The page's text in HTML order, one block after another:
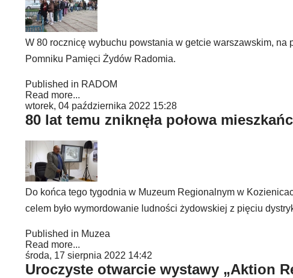
W 80 rocznicę wybuchu powstania w getcie warszawskim,
Pomniku Pamięci Żydów Radomia.
Published in RADOM
Read more...
wtorek, 04 października 2022 15:28
80 lat temu zniknęła połowa
Do końca tego tygodnia w Muzeum Regionalnym w
celem było wymordowanie ludności żydowskiej z pięciu
Published in Muzea
Read more...
środa, 17 sierpnia 2022 14:42
Uroczyste otwarcie wystawy „Aktion